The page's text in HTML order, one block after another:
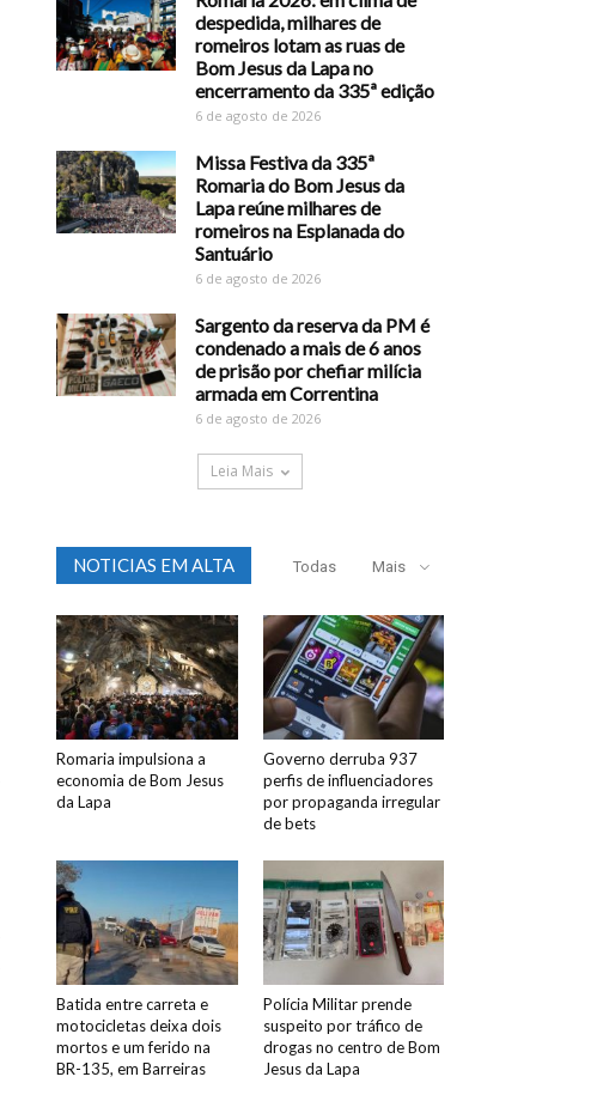
despedida, milhares de
romeiros lotam as ruas de
Bom Jesus da Lapa no
encerramento da 335ª edição
6 de agosto de 2026
Missa Festiva da 335ª
Romaria do Bom Jesus da
Lapa reúne milhares de
romeiros na Esplanada do
Santuário
6 de agosto de 2026
Sargento da reserva da PM é
condenado a mais de 6 anos
de prisão por chefiar milícia
armada em Correntina
6 de agosto de 2026
Leia Mais
NOTICIAS EM ALTA Todas Mais
Romaria impulsiona a
economia de Bom Jesus
da Lapa
Governo derruba 937
perfis de influenciadores
por propaganda irregular
de bets
Batida entre carreta e
motocicletas deixa dois
mortos e um ferido na
BR-135, em Barreiras
Polícia Militar prende
suspeito por tráfico de
drogas no centro de Bom
Jesus da Lapa